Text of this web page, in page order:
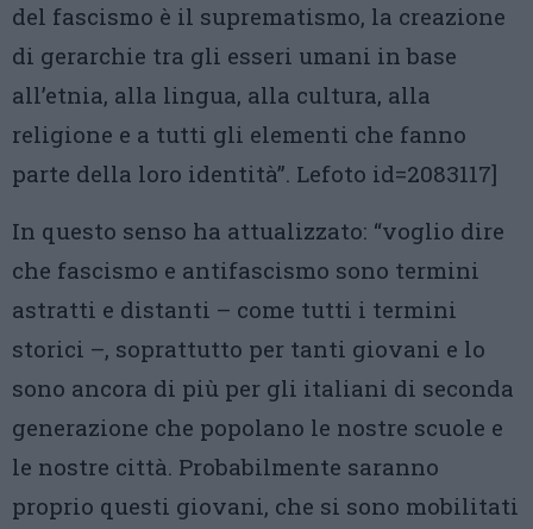
del fascismo è il suprematismo, la creazione
di gerarchie tra gli esseri umani in base
all’etnia, alla lingua, alla cultura, alla
religione e a tutti gli elementi che fanno
parte della loro identità”. Lefoto id=2083117]
In questo senso ha attualizzato: “voglio dire
che fascismo e antifascismo sono termini
astratti e distanti – come tutti i termini
storici –, soprattutto per tanti giovani e lo
sono ancora di più per gli italiani di seconda
generazione che popolano le nostre scuole e
le nostre città. Probabilmente saranno
proprio questi giovani, che si sono mobilitati